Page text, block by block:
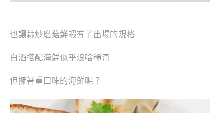
也讓蒜炒磨菇鮮蝦有了出場的規格
白酒搭配海鮮似乎沒啥稀奇
但擁著重口味的海鮮呢？